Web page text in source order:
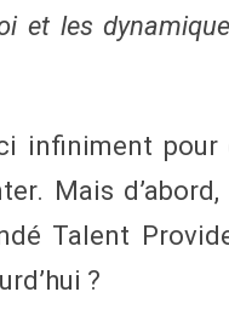
et les
infiniment
Mais
Talent
?